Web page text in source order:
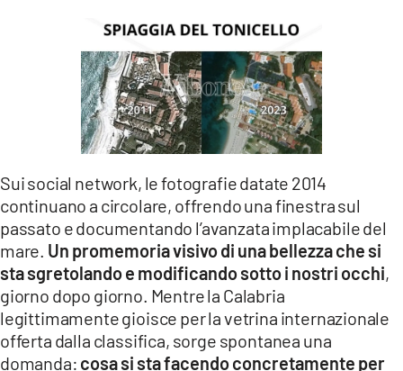
Sui social network, le fotografie datate 2014
continuano a circolare, offrendo una finestra sul
passato e documentando l’avanzata implacabile del
mare. Un promemoria visivo di una bellezza che si
sta sgretolando e modificando sotto i nostri occhi,
giorno dopo giorno. Mentre la Calabria
legittimamente gioisce per la vetrina internazionale
offerta dalla classifica, sorge spontanea una
domanda: cosa si sta facendo concretamente per